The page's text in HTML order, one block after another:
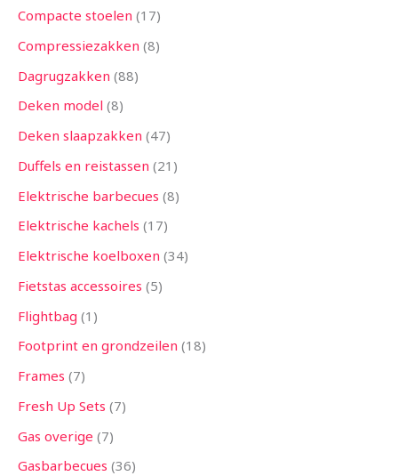
Compacte stoelen 17
Compressiezakken 8
Dagrugzakken 88
Deken model 8
Deken slaapzakken 47
Duffels en reistassen 21
Elektrische barbecues 8
Elektrische kachels 17
Elektrische koelboxen 34
Fietstas accessoires 5
Flightbag 1
Footprint en grondzeilen 18
Frames 7
Fresh Up Sets 7
Gas overige 7
Gasbarbecues 36